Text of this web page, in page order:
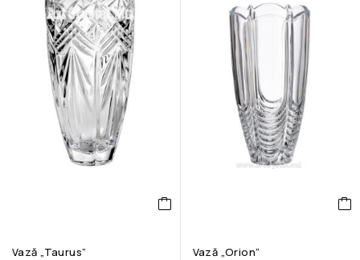
Vază „Taurus” Vază „Orion”